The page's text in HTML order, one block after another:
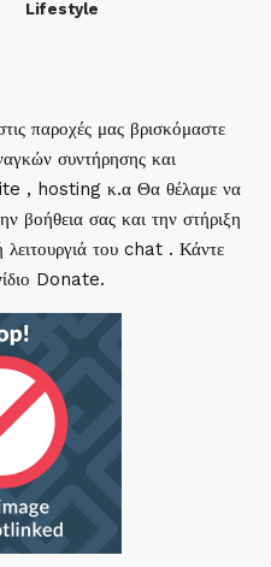
Lifestyle
παροχές μας βρισκόμαστε
συντήρησης και
, hosting κ.α Θα θέλαμε να
βοήθεια σας και την στήριξη
λειτουργιά του chat . Κάντε
Donate.